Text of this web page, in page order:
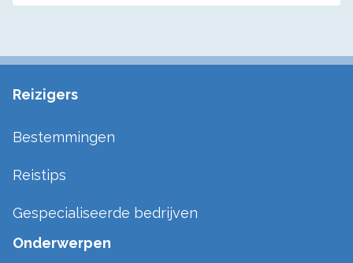
Reizigers
Bestemmingen
Reistips
Gespecialiseerde bedrijven
Onderwerpen